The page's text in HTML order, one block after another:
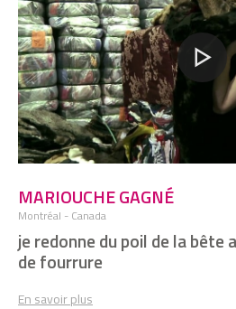
MARIOUCHE GAGNÉ
Montréal - Canada
je redonne du poil de la bête
de fourrure
En savoir plus